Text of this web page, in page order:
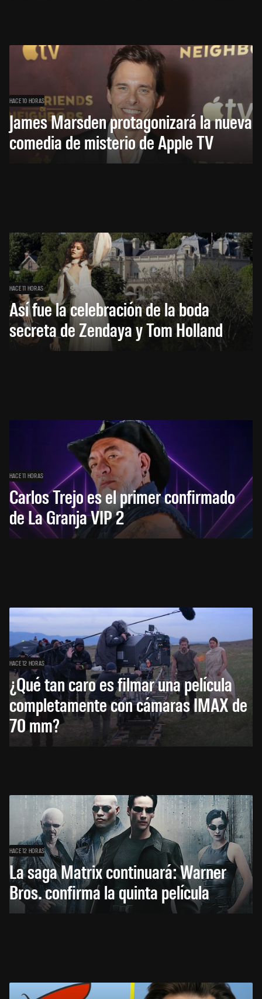
HACE 10 HORAS
James Marsden protagonizará la nueva
comedia de misterio de Apple TV
HACE 11 HORAS
Así fue la celebración de la boda
secreta de Zendaya y Tom Holland
HACE 11 HORAS
Carlos Trejo es el primer confirmado
de La Granja VIP 2
HACE 12 HORAS
¿Qué tan caro es filmar una película
completamente con cámaras IMAX de
70 mm?
HACE 12 HORAS
La saga Matrix continuará: Warner
Bros. confirma la quinta película